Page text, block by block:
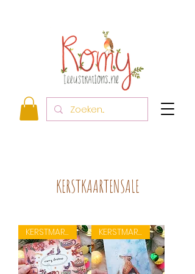
KERSTKAARTENSALE
KERSTMARKT ACTIE! KERSTMARKT ACTIE!